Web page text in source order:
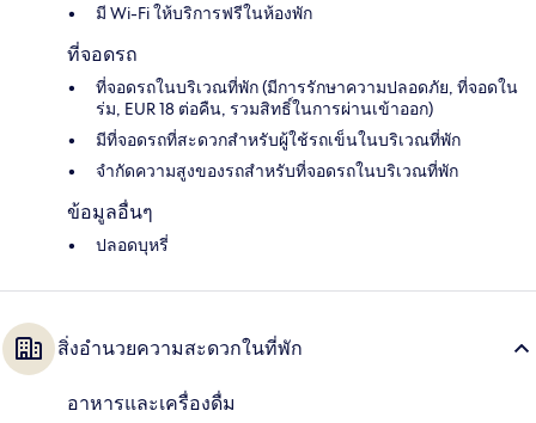
มี Wi-Fi ให้บริการฟรีในห้องพัก
ที่จอดรถ
ที่จอดรถในบริเวณที่พัก (มีการรักษาความปลอดภัย, ที่จอดใน
ร่ม, EUR 18 ต่อคืน, รวมสิทธิ์ในการผ่านเข้าออก)
มีที่จอดรถที่สะดวกสำหรับผู้ใช้รถเข็นในบริเวณที่พัก
จำกัดความสูงของรถสำหรับที่จอดรถในบริเวณที่พัก
ข้อมูลอื่นๆ
ปลอดบุหรี่
สิ่งอำนวยความสะดวกในที่พัก
อาหารและเครื่องดื่ม